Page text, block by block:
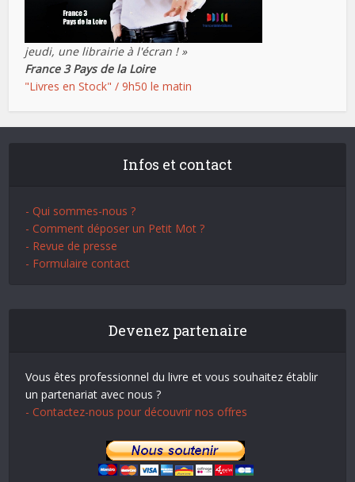
jeudi, une librairie à l'écran ! »
France 3 Pays de la Loire
"Livres en Stock" / 9h50 le matin
Infos et contact
- Qui sommes-nous ?
- Comment déposer un Petit Mot ?
- Revue de presse
- Formulaire contact
Devenez partenaire
Vous êtes professionnel du livre et vous souhaitez établir
un partenariat avec nous ?
- Contactez-nous pour découvrir nos offres